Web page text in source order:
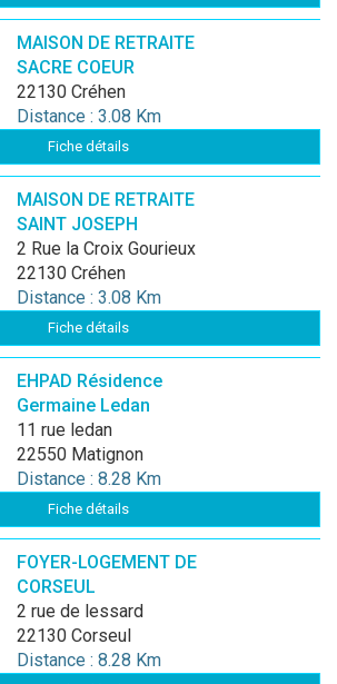
MAISON DE RETRAITE
SACRE COEUR
22130 Créhen
Distance : 3.08 Km
Fiche détails
MAISON DE RETRAITE
SAINT JOSEPH
2 Rue la Croix Gourieux
22130 Créhen
Distance : 3.08 Km
Fiche détails
EHPAD Résidence
Germaine Ledan
11 rue ledan
22550 Matignon
Distance : 8.28 Km
Fiche détails
FOYER-LOGEMENT DE
CORSEUL
2 rue de lessard
22130 Corseul
Distance : 8.28 Km